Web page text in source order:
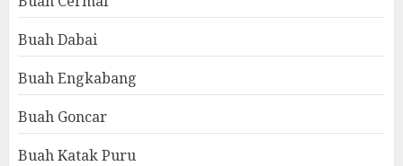
Buah Dabai
Buah Engkabang
Buah Goncar
Buah Katak Puru